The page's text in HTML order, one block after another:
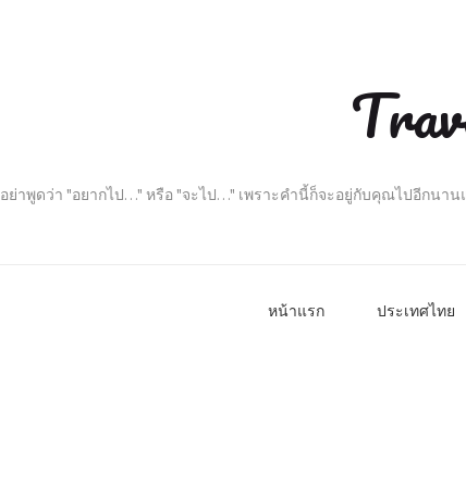
อย่าพูดว่า "อยากไป…" หรือ "จะไป…" เพราะคำนี้ก็จะอยู่กับคุณไปอีกนา
หน้าแรก ประเทศไทย